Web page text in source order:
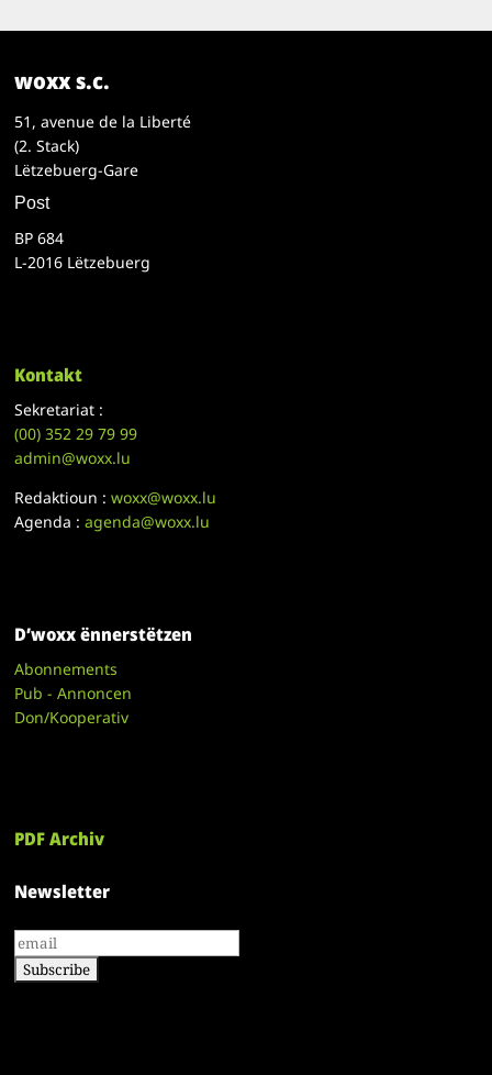
woxx s.c.
51, avenue de la Liberté
(2. Stack)
Lëtzebuerg-Gare
Post
BP 684
L-2016 Lëtzebuerg
Kontakt
Sekretariat :
(00)352 29 79 99
admin@woxx.lu
Redaktioun :woxx@woxx.lu
Agenda :agenda@woxx.lu
D’woxx ënnerstëtzen
Abonnements
Pub - Annoncen
Don/Kooperativ
PDF Archiv
Newsletter